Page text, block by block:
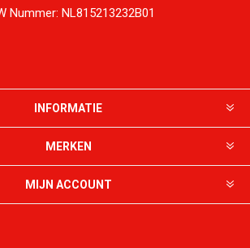
Nummer: NL815213232B01
INFORMATIE
MERKEN
MIJN ACCOUNT